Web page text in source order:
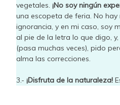
vegetales. ¡No soy ningún
una escopeta de feria. No
ignorancia, y en mi caso, soy
al pie de la letra lo que digo,
(pasa muchas veces), pido
alma las correcciones.
3.- ¡Disfruta de la naturaleza!